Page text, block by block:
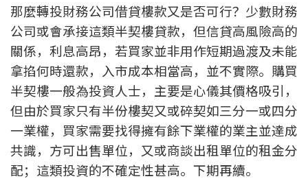
按揭全面睇
新聞/研究
公司動態
按市新聞
統計數據庫
按揭快趣智識
那麼轉投財務公司借貸樓款又是否可行？少數財務
公司或會承接這類半契樓貸款，但信貸高風險高的
關係，利息高昂，若買家並非用作短期過渡及未能
拿掐何時還款，入市成本相當高，並不實際。購買
半契樓一般為投資人士，主要是心儀其價格吸引，
但由於買家只有半份樓契又或碎契如三分一或四分
一業權，買家需要找得擁有餘下業權的業主並達成
共識，方可出售單位，又或商談出租單位的租金分
配；這類投資的不確定性甚高。下期再續。